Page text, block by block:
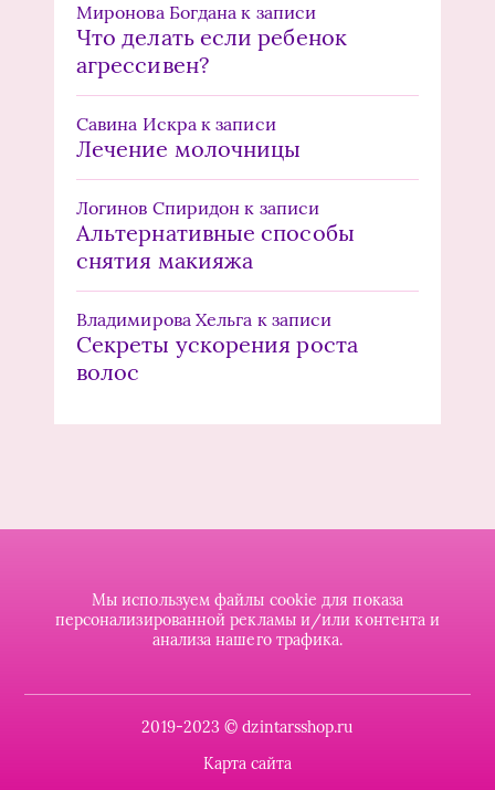
Миронова Богдана к записи
Что делать если ребенок
агрессивен?
Савина Искрак записи
Лечение молочницы
Логинов Спиридон к записи
Альтернативные способы
снятия макияжа
Владимирова Хельга к записи
Секреты ускорения роста
волос
Мы используем файлы cookie для показа
персонализированной рекламы и/или контента и
анализа нашего трафика.
2019-2023 © dzintarsshop.ru
Карта сайта